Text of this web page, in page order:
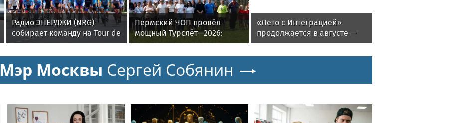
Радио ЭНЕРДЖИ (NRG)
собирает команду на Tour de
Russie в Петербурге
Пермский ЧОП провёл
мощный Турслёт—2026:
фото, результаты и
впечатления от
мероприятия
«Лето с Интеграцией»
продолжается в августе —
заключительный месяц
программы
Мэр Москвы Сергей Собянин